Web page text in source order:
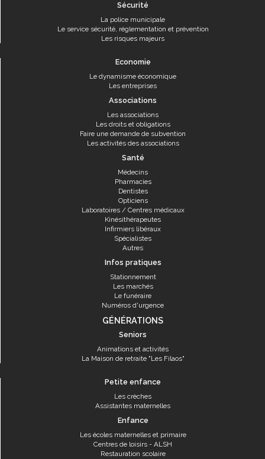
Sécurité
La police municipale
Le service sécurité, réglementation et prévention
Les risques majeurs
Economie
Le dynamisme économique
Les entreprises
Associations
Les associations
Les droits et obligations
Faire une demande de subvention
Les activités des associations
Santé
Médecins
Pharmacies
Dentistes
Opticiens
Laboratoires / Centres médicaux
Kinésithérapeutes
Infirmiers libéraux
Spécialistes
Autres
Infos pratiques
Stationnement
Les marchés
Le funéraire
Numéros d'urgence
GÉNÉRATIONS
Seniors
Animations et activités
La Maison de retraite "Les Filaos"
Petite enfance
Les crèches
Assistantes maternelles
Enfance
Les écoles maternelles et primaire
Centres de loisirs - ALSH
Restauration scolaire